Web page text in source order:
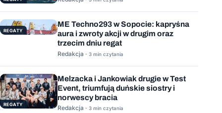
REGATY
ME Techno293 w Sopocie: kapryśna
aura i zwroty akcji w drugim oraz
trzecim dniu regat
Redakcja · 3 min czytania
REGATY
Melzacka i Jankowiak drugie w Test
Event, triumfują duńskie siostry i
norwescy bracia
Redakcja · 3 min czytania